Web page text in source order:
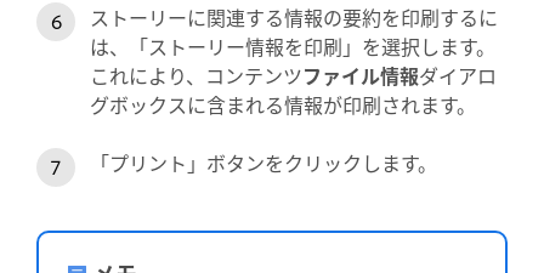
ストーリーに関連する情報の要約を印刷するに
は、「ストーリー情報を印刷」を選択します。
これにより、コンテンツファイル情報ダイアロ
グボックスに含まれる情報が印刷されます。
「プリント」ボタンをクリックします。